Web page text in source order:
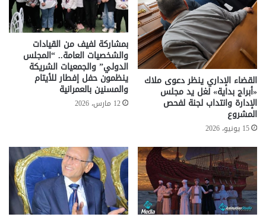
القضاء الإداري ينظر دعوى ملاك
«أبراج بداية» لغل يد مجلس
الإدارة وانتداب لجنة لفحص
المشروع
15 يونيو، 2026
بمشاركة لفيف من القيادات
والشخصيات العامة.. “المجلس
الدولي” والجمعيات الشريكة
ينظمون حفل إفطار للأيتام
والمسنين بالعمرانية
12 مارس، 2026